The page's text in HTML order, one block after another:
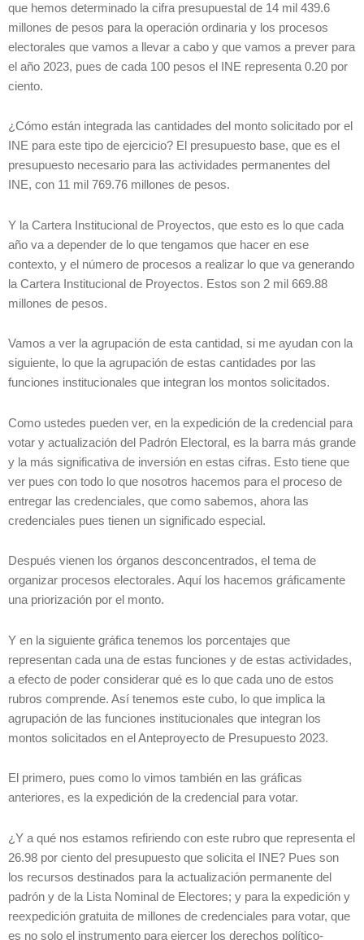
que hemos determinado la cifra presupuestal de 14 mil 439.6
millones de pesos para la operación ordinaria y los procesos
electorales que vamos a llevar a cabo y que vamos a prever para
el año 2023, pues de cada 100 pesos el INE representa 0.20 por
ciento.
¿Cómo están integrada las cantidades del monto solicitado por el
INE para este tipo de ejercicio? El presupuesto base, que es el
presupuesto necesario para las actividades permanentes del
INE, con 11 mil 769.76 millones de pesos.
Y la Cartera Institucional de Proyectos, que esto es lo que cada
año va a depender de lo que tengamos que hacer en ese
contexto, y el número de procesos a realizar lo que va generando
la Cartera Institucional de Proyectos. Estos son 2 mil 669.88
millones de pesos.
Vamos a ver la agrupación de esta cantidad, si me ayudan con la
siguiente, lo que la agrupación de estas cantidades por las
funciones institucionales que integran los montos solicitados.
Como ustedes pueden ver, en la expedición de la credencial para
votar y actualización del Padrón Electoral, es la barra más grande
y la más significativa de inversión en estas cifras. Esto tiene que
ver pues con todo lo que nosotros hacemos para el proceso de
entregar las credenciales, que como sabemos, ahora las
credenciales pues tienen un significado especial.
Después vienen los órganos desconcentrados, el tema de
organizar procesos electorales. Aquí los hacemos gráficamente
una priorización por el monto.
Y en la siguiente gráfica tenemos los porcentajes que
representan cada una de estas funciones y de estas actividades,
a efecto de poder considerar qué es lo que cada uno de estos
rubros comprende. Así tenemos este cubo, lo que implica la
agrupación de las funciones institucionales que integran los
montos solicitados en el Anteproyecto de Presupuesto 2023.
El primero, pues como lo vimos también en las gráficas
anteriores, es la expedición de la credencial para votar.
¿Y a qué nos estamos refiriendo con este rubro que representa el
26.98 por ciento del presupuesto que solicita el INE? Pues son
los recursos destinados para la actualización permanente del
padrón y de la Lista Nominal de Electores; y para la expedición y
reexpedición gratuita de millones de credenciales para votar, que
es no solo el instrumento para ejercer los derechos político-